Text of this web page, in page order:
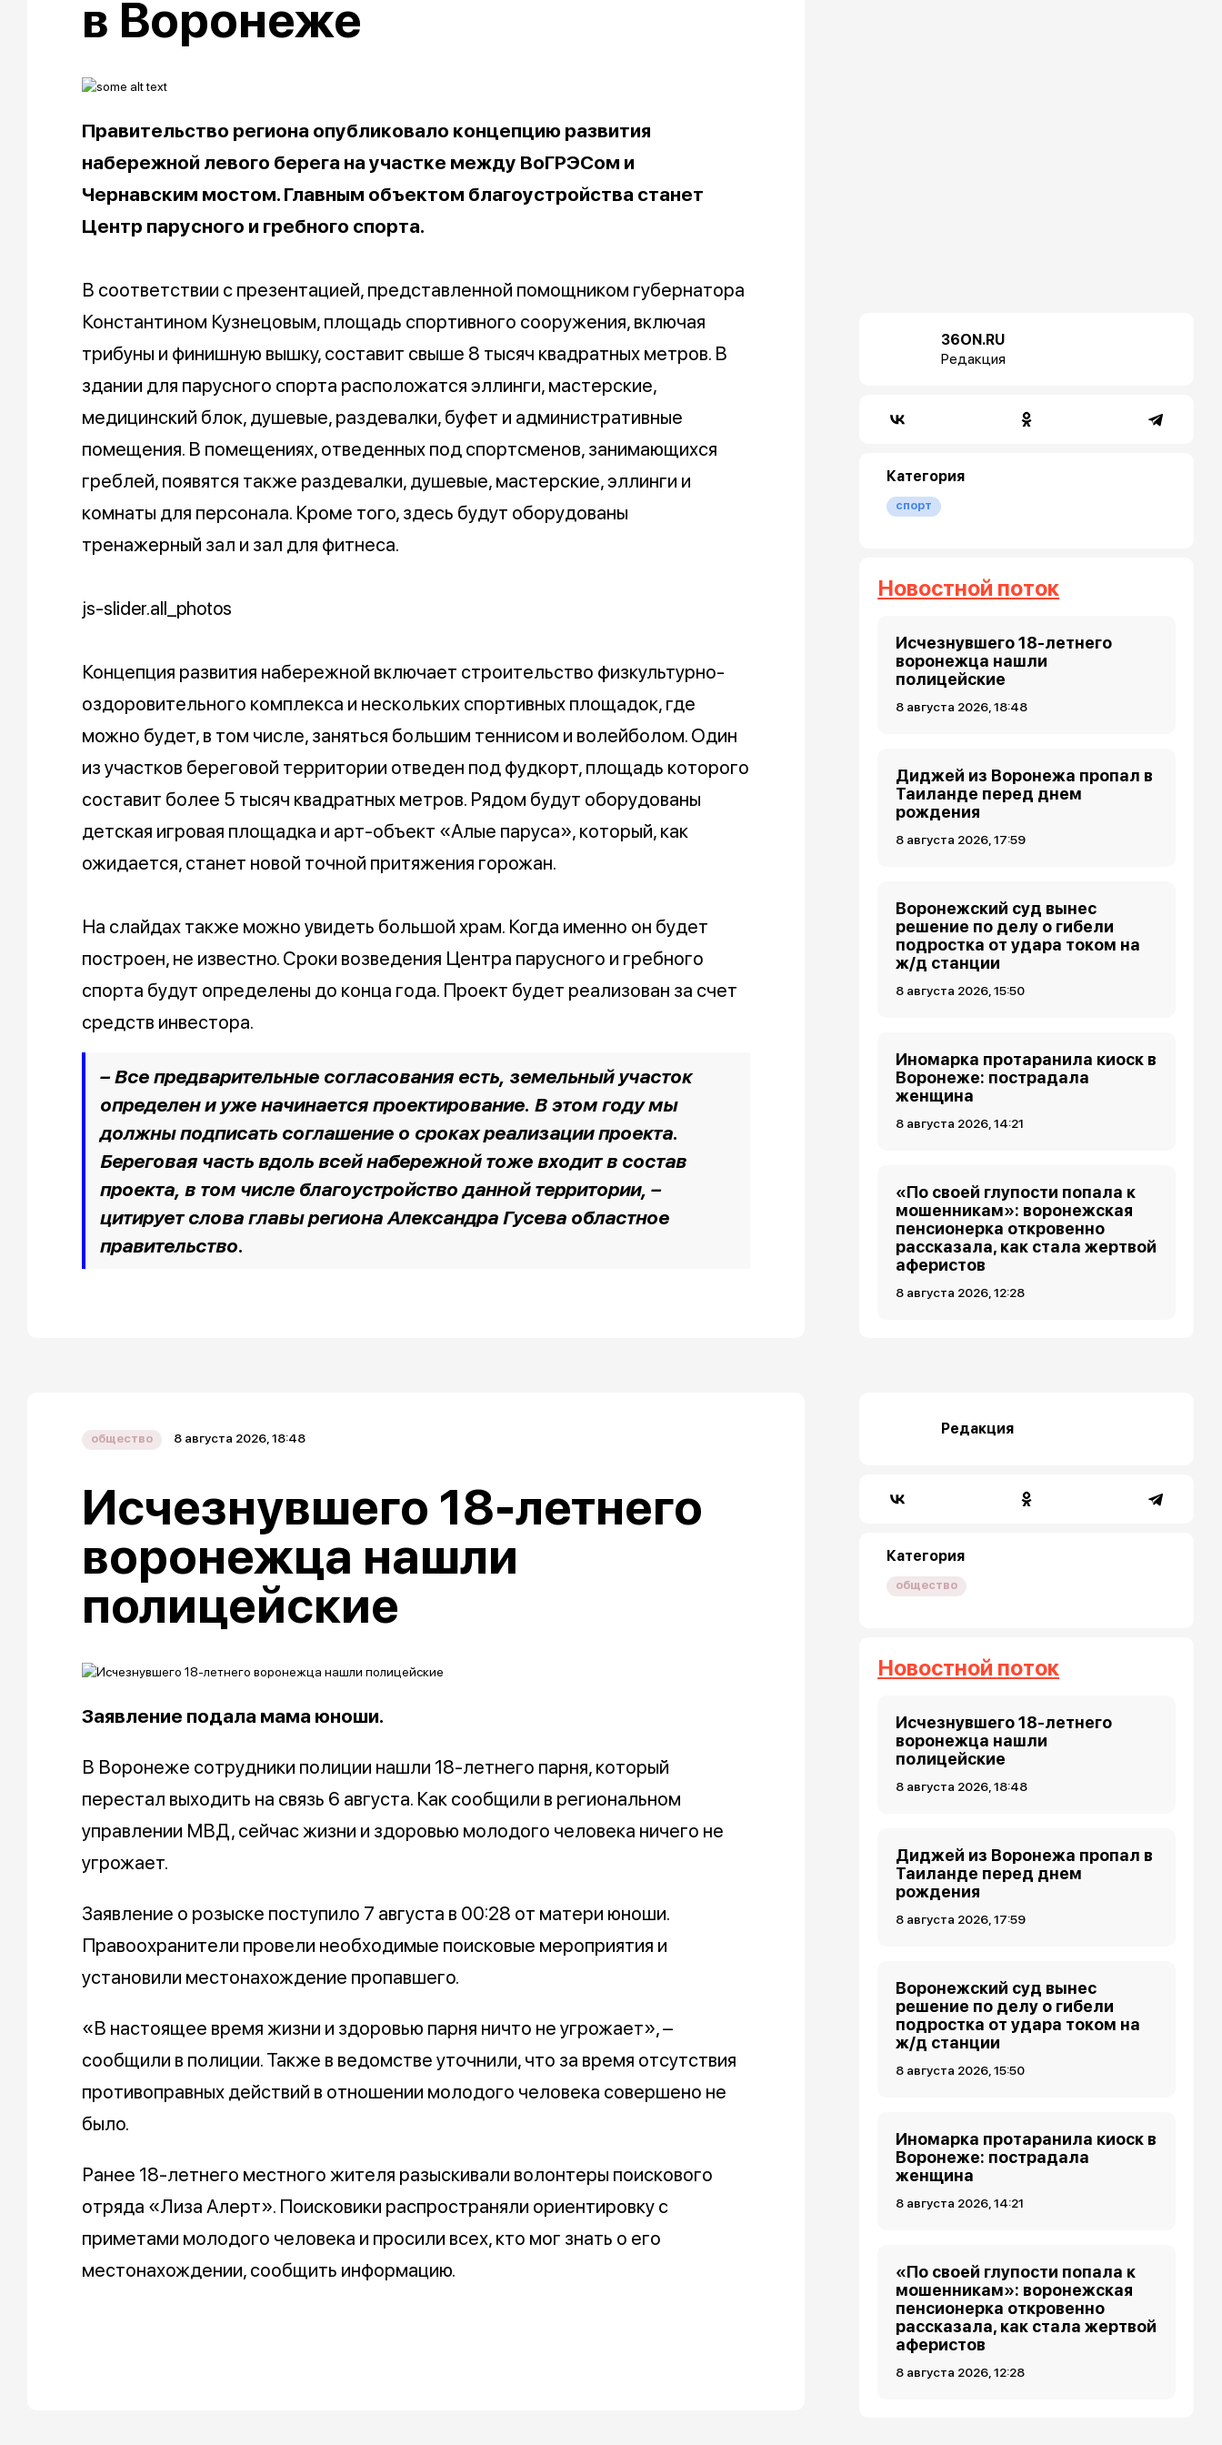
в Воронеже
Правительство региона опубликовало концепцию развития
набережной левого берега на участке между ВоГРЭСом и
Чернавским мостом. Главным объектом благоустройства станет
Центр парусного и гребного спорта.
В соответствии с презентацией, представленной помощником губернатора
Константином Кузнецовым, площадь спортивного сооружения, включая
трибуны и финишную вышку, составит свыше 8 тысяч квадратных метров. В
здании для парусного спорта расположатся эллинги, мастерские,
медицинский блок, душевые, раздевалки, буфет и административные
помещения. В помещениях, отведенных под спортсменов, занимающихся
греблей, появятся также раздевалки, душевые, мастерские, эллинги и
комнаты для персонала. Кроме того, здесь будут оборудованы
тренажерный зал и зал для фитнеса.
js-slider.all_photos
Концепция развития набережной включает строительство физкультурно-
оздоровительного комплекса и нескольких спортивных площадок, где
можно будет, в том числе, заняться большим теннисом и волейболом. Один
из участков береговой территории отведен под фудкорт, площадь которого
составит более 5 тысяч квадратных метров. Рядом будут оборудованы
детская игровая площадка и арт-объект «Алые паруса», который, как
ожидается, станет новой точной притяжения горожан.
На слайдах также можно увидеть большой храм. Когда именно он будет
построен, не известно. Сроки возведения Центра парусного и гребного
спорта будут определены до конца года. Проект будет реализован за счет
средств инвестора.
– Все предварительные согласования есть, земельный участок
определен и уже начинается проектирование. В этом году мы
должны подписать соглашение о сроках реализации проекта.
Береговая часть вдоль всей набережной тоже входит в состав
проекта, в том числе благоустройство данной территории, –
цитирует слова главы региона Александра Гусева областное
правительство.
36ON.RU
Редакция
Категория
спорт
Новостной поток
Исчезнувшего 18-летнего
воронежца нашли
полицейские
8 августа 2026, 18:48
Диджей из Воронежа пропал в
Таиланде перед днем
рождения
8 августа 2026, 17:59
Воронежский суд вынес
решение по делу о гибели
подростка от удара током на
ж/д станции
8 августа 2026, 15:50
Иномарка протаранила киоск в
Воронеже: пострадала
женщина
8 августа 2026, 14:21
«По своей глупости попала к
мошенникам»: воронежская
пенсионерка откровенно
рассказала, как стала жертвой
аферистов
8 августа 2026, 12:28
общество 8 августа 2026, 18:48
Исчезнувшего 18-летнего
воронежца нашли
полицейские
Заявление подала мама юноши.
В Воронеже сотрудники полиции нашли 18-летнего парня, который
перестал выходить на связь 6 августа. Как сообщили в региональном
управлении МВД, сейчас жизни и здоровью молодого человека ничего не
угрожает.
Заявление о розыске поступило 7 августа в 00:28 от матери юноши.
Правоохранители провели необходимые поисковые мероприятия и
установили местонахождение пропавшего.
«В настоящее время жизни и здоровью парня ничто не угрожает», –
сообщили в полиции. Также в ведомстве уточнили, что за время отсутствия
противоправных действий в отношении молодого человека совершено не
было.
Ранее 18-летнего местного жителя разыскивали волонтеры поискового
отряда «Лиза Алерт». Поисковики распространяли ориентировку с
приметами молодого человека и просили всех, кто мог знать о его
местонахождении, сообщить информацию.
Редакция
Категория
общество
Новостной поток
Исчезнувшего 18-летнего
воронежца нашли
полицейские
8 августа 2026, 18:48
Диджей из Воронежа пропал в
Таиланде перед днем
рождения
8 августа 2026, 17:59
Воронежский суд вынес
решение по делу о гибели
подростка от удара током на
ж/д станции
8 августа 2026, 15:50
Иномарка протаранила киоск в
Воронеже: пострадала
женщина
8 августа 2026, 14:21
«По своей глупости попала к
мошенникам»: воронежская
пенсионерка откровенно
рассказала, как стала жертвой
аферистов
8 августа 2026, 12:28